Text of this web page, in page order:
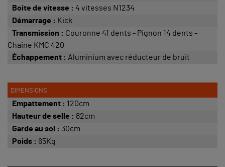
Boite de vitesse : 4 vitesses N1234
Démarrage : Kick
Transmission : Couronne 41 dents - Pignon 14 dents -
Chaine KMC 420
Échappement : Aluminium avec réducteur de bruit
DIMENSIONS
Empattement : 120cm
Hauteur de selle : 82cm
Garde au sol : 30cm
Poids : 65Kg